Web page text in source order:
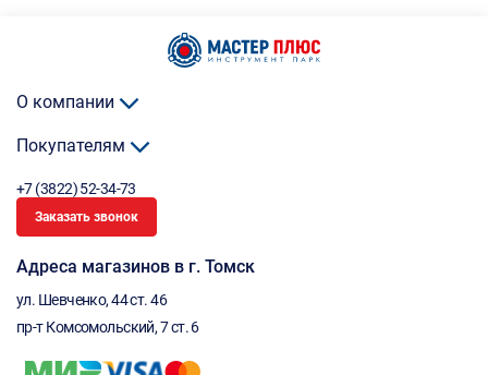
О компании
Покупателям
+7 (3822) 52-34-73
Заказать звонок
Адреса магазинов в г. Томск
ул. Шевченко, 44 ст. 46
пр-т Комсомольский, 7 ст. 6